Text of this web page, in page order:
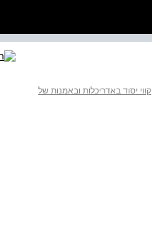
קווי יסוד באדריכלות ובאמנות של